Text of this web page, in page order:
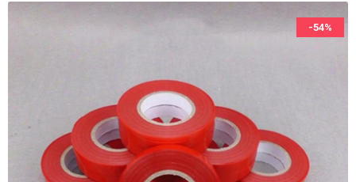
-54%